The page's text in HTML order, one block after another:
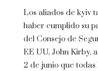
Los aliados de kyiv
haber cumplido su
del Consejo de
EE UU, John Kirby,
2 de junio que todas